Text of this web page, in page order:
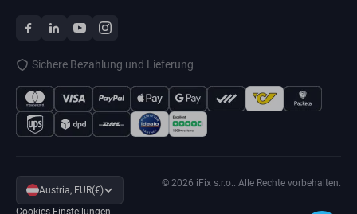
Sichere Bezahlung und Lieferung
Austria, EUR(€)
Cookies-Einstellungen
© 2026 iFix s.r.o.. Alle Rechte vorbehalten.